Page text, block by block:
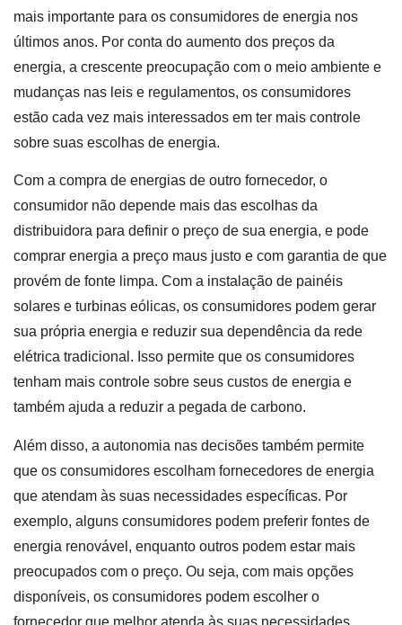
mais importante para os consumidores de energia nos
últimos anos. Por conta do aumento dos preços da
energia, a crescente preocupação com o meio ambiente e
mudanças nas leis e regulamentos, os consumidores
estão cada vez mais interessados em ter mais controle
sobre suas escolhas de energia.
Com a compra de energias de outro fornecedor, o
consumidor não depende mais das escolhas da
distribuidora para definir o preço de sua energia, e pode
comprar energia a preço maus justo e com garantia de que
provém de fonte limpa. Com a instalação de painéis
solares e turbinas eólicas, os consumidores podem gerar
sua própria energia e reduzir sua dependência da rede
elétrica tradicional. Isso permite que os consumidores
tenham mais controle sobre seus custos de energia e
também ajuda a reduzir a pegada de carbono.
Além disso, a autonomia nas decisões também permite
que os consumidores escolham fornecedores de energia
que atendam às suas necessidades específicas. Por
exemplo, alguns consumidores podem preferir fontes de
energia renovável, enquanto outros podem estar mais
preocupados com o preço. Ou seja, com mais opções
disponíveis, os consumidores podem escolher o
fornecedor que melhor atenda às suas necessidades.